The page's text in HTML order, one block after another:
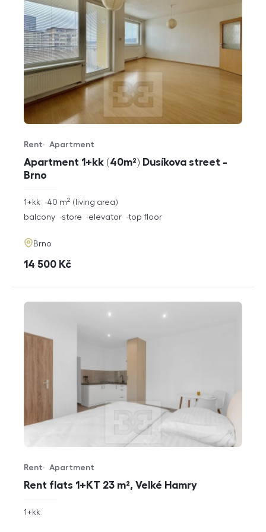
Apartment 1+kk (40m²) Dusíkova street -
Brno
Offer type
Rent
Property type
Apartment
rozměry
1+kk living area
40 m2
funkce
balcony store elevator top floor
adresa
Brno
cena
14 500 Kč
Rent flats 1+KT 23 m², Velké Hamry
Offer type
Rent
Property type
Apartment
rozměry
1+kk